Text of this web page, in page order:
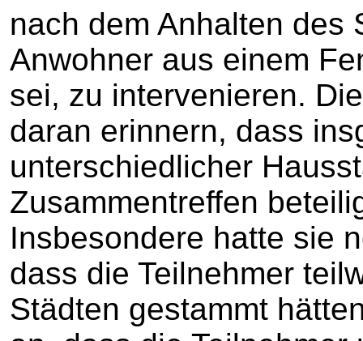
nach dem Anhalten des
Anwohner aus einem
sei, zu intervenieren.
daran erinnern, dass
unterschiedlicher
Zusammentreffen
Insbesondere hatte sie
dass die Teilnehmer
Städten gestammt